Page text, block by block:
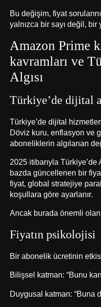
Bu değişim, fiyat
yalnızca bir sayı değil,
Amazon Prime
kavramları ve
Algısı
Türkiye’de dijital
Türkiye’de dijital
Döviz kuru, enflasyon ve
aboneliklerin algılanan
2025 itibarıyla
bazda güncellenen bir
fiyat, global stratejiye
koşullara göre ayarlanır.
Ancak burada önemli
Fiyatın psikolojisi
Bir abonelik ücretinin
Bilişsel katman: “Bunu
Duygusal katman: “Buna